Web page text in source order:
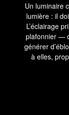
Un luminaire
lumière : il
L’éclairage
plafonnier —
générer
à elles,
lorsqu’elles
une
hauteur et
réelles de